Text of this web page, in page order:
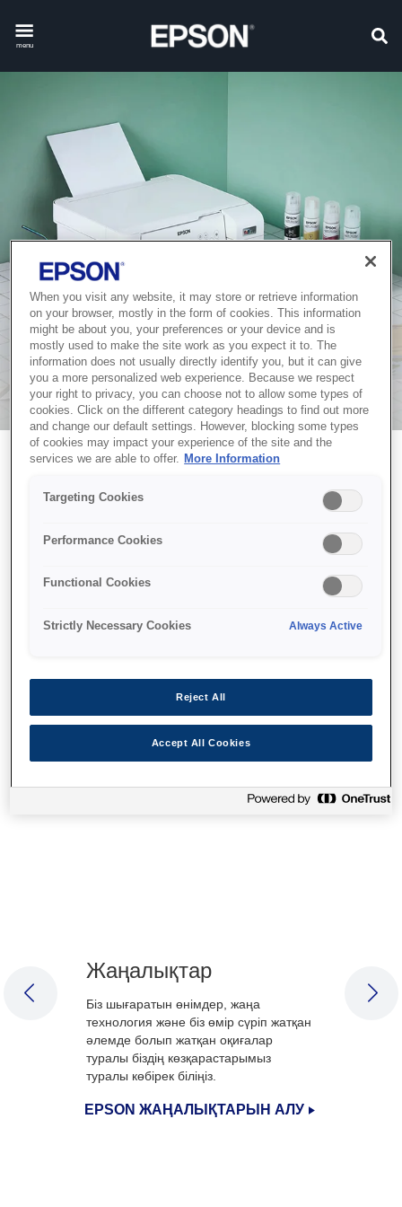
menu
EPSON CoverPlus
таңдағаныңыз үшін рахмет. Сіздің CoverPlus
жоспарыңыз сәтті тіркелді. Көп ұзамай берілген
электрондық пошта мекенжайына растау хаты
жіберіледі.
Жаңалықтар
Біз шығаратын өнімдер, жаңа
технология және біз өмір сүріп жатқан
әлемде болып жатқан оқиғалар
туралы біздің көзқарастарымыз
туралы көбірек біліңіз.
EPSON ЖАҢАЛЫҚТАРЫН АЛУ
PREVIOUS SLIDE
When you visit any website, it may store or retrieve information
on your browser, mostly in the form of cookies. This information
might be about you, your preferences or your device and is
mostly used to make the site work as you expect it to. The
information does not usually directly identify you, but it can give
you a more personalized web experience. Because we respect
your right to privacy, you can choose not to allow some types of
cookies. Click on the different category headings to find out more
and change our default settings. However, blocking some types
of cookies may impact your experience of the site and the
services we are able to offer. More Information
Targeting Cookies
Performance Cookies
Functional Cookies
Strictly Necessary Cookies Always Active
Reject All
Accept All Cookies